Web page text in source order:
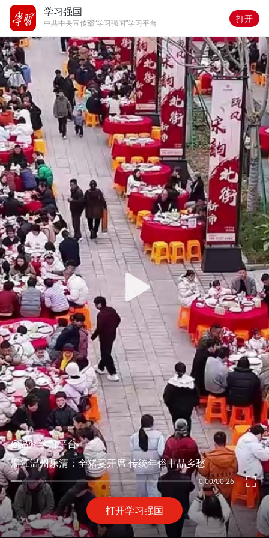
学习强国
中共中央宣传部“学习强国”学习平台 打开
打开学习强国
0:00/00:26
@温州学习平台
浙江温州乐清：全猪宴开席 传统年俗中品乡愁